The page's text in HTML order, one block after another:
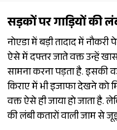
सड़कों पर गाड़ियों की
नोएडा में बड़ी तादाद में
ऐसे में दफ्तर जाते वक्त उन्हें
सामना करना पड़ता है. इसकी
किराए में भी इजाफा देखने को
वक्त ऐसे ही जाया हो जाता है.
की लंबी कतारों वाली जाम से